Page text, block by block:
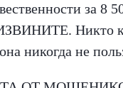
за 8
Никто
никогда не